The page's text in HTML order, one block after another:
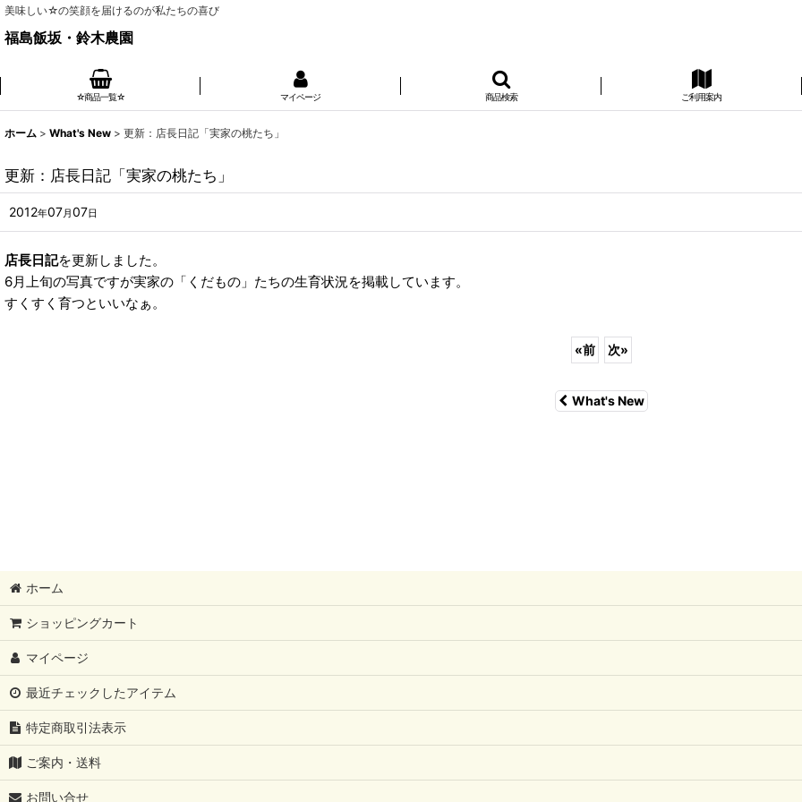
美味しい☆の笑顔を届けるのが私たちの喜び
福島飯坂・鈴木農園
☆商品一覧☆ マイページ 商品検索 ご利用案内
ホーム > What's New > 更新：店長日記「実家の桃たち」
更新：店長日記「実家の桃たち」
2012年07月07日
店長日記を更新しました。
6月上旬の写真ですが実家の「くだもの」たちの生育状況を掲載しています。
すくすく育つといいなぁ。
«前 次»
What's New
ホーム
ショッピングカート
マイページ
最近チェックしたアイテム
特定商取引法表示
ご案内・送料
お問い合せ